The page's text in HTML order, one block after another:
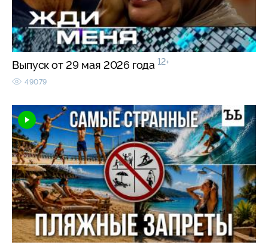
Выпуск от 29 мая 2026 года 12+
49079